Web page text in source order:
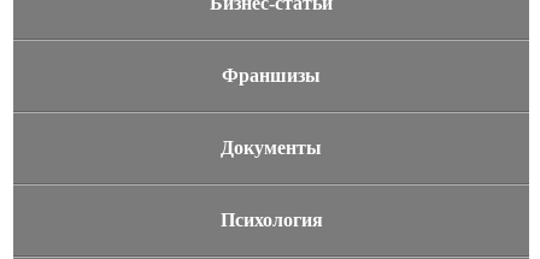
Франшизы
Документы
Психология